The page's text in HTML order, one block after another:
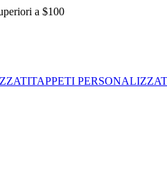
a $100
TAPPETI